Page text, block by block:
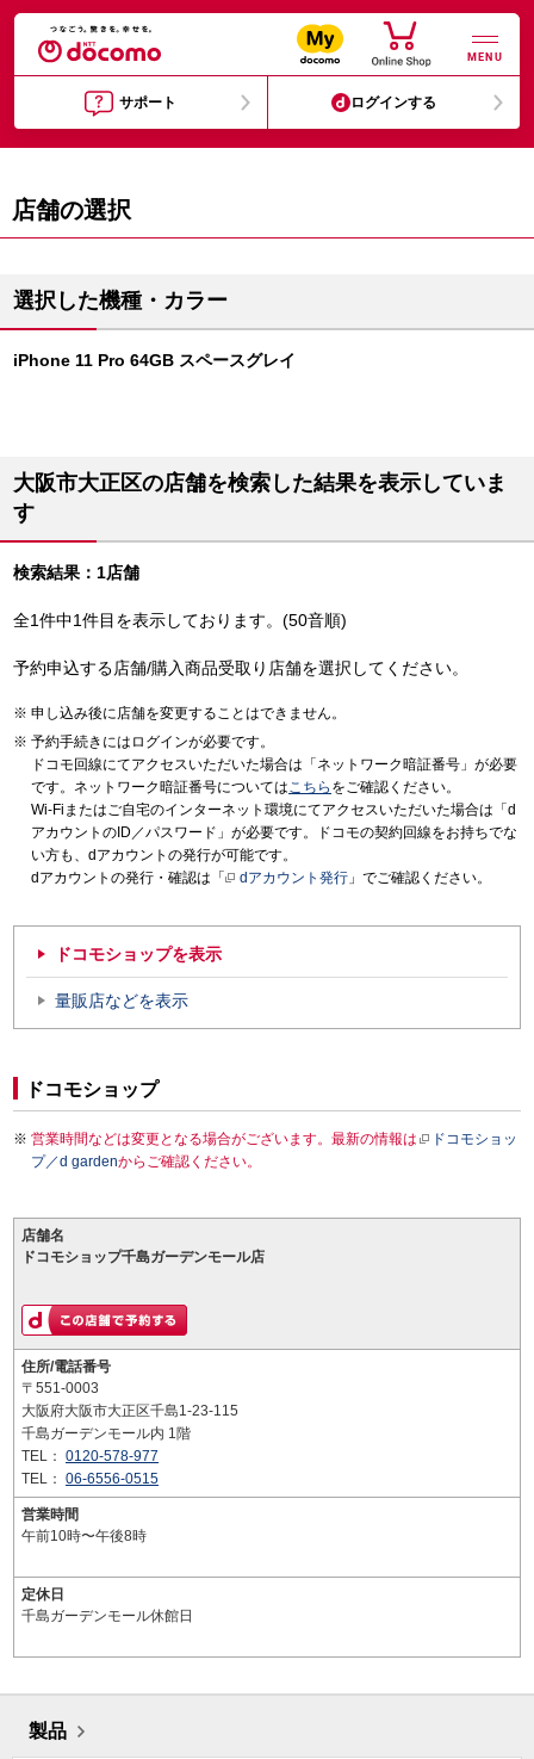
MENU
サポート ログインする
店舗の選択
選択した機種・カラー
iPhone 11 Pro 64GB スペースグレイ
大阪市大正区の店舗を検索した結果を表示していま
す
検索結果：1店舗
全1件中1件目を表示しております。(50音順)
予約申込する店舗/購入商品受取り店舗を選択してください。
申し込み後に店舗を変更することはできません。
予約手続きにはログインが必要です。
ドコモ回線にてアクセスいただいた場合は「ネットワーク暗証番号」が必要
です。ネットワーク暗証番号についてはこちら をご確認ください。
Wi-Fiまたはご自宅のインターネット環境にてアクセスいただいた場合は「d
アカウントのID／パスワード」が必要です。ドコモの契約回線をお持ちでな
い方も、dアカウントの発行が可能です。
dアカウントの発行・確認は「
dアカウント発行 」でご確認ください。
ドコモショップを表示
量販店などを表示
ドコモショップ
営業時間などは変更となる場合がございます。最新の情報は
ドコモショッ
プ／d gardenからご確認ください。
店舗名
ドコモショップ千島ガーデンモール店
住所/電話番号
〒551-0003
大阪府大阪市大正区千島1-23-115
千島ガーデンモール内 1階
TEL： 0120-578-977
TEL： 06-6556-0515
営業時間
午前10時〜午後8時
定休日
千島ガーデンモール休館日
製品